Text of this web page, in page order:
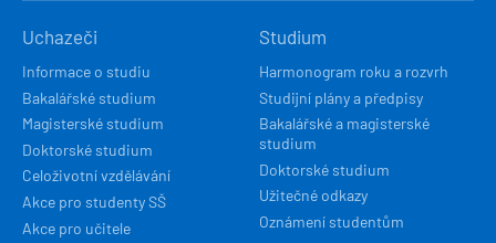
NAVIGACE
Uchazeči
Informace o studiu
Bakalářské studium
Magisterské studium
Doktorské studium
Celoživotní vzdělávání
Akce pro studenty SŠ
Akce pro učitele
Studium
Harmonogram roku a rozvrh
Studijní plány a předpisy
Bakalářské a magisterské
studium
Doktorské studium
Užitečné odkazy
Oznámení studentům